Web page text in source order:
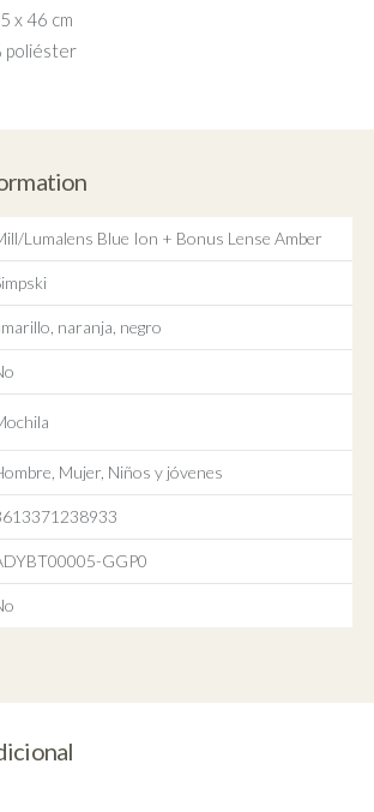
x 46 cm
poliéster
Lumalens Blue Ion + Bonus Lense Amber
naranja, negro
Mujer, Niños y jóvenes
GGP0